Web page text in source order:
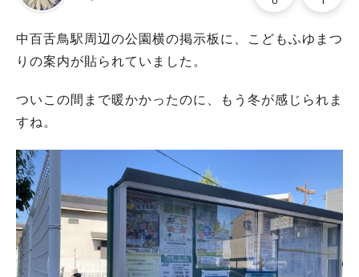
中百舌鳥駅周辺の公園横の掲示板に、こどもふゆまつ
りの案内が貼られていました。
ついこの間まで暖かかったのに、もう冬が感じられま
すね。